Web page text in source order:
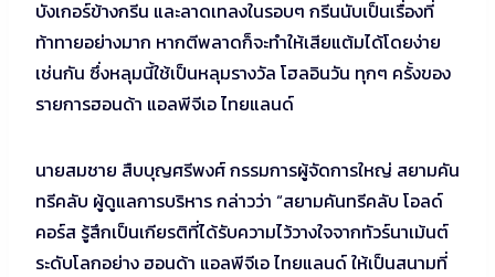
บังเกอร์ข้างกรีน และลาดเทลงในรอบๆ กรีนนับเป็นเรื่องที่
ท้าทายอย่างมาก หากตีพลาดก็จะทำให้เสียแต้มได้โดยง่าย
เช่นกัน ซึ่งหลุมนี้ใช้เป็นหลุมรางวัล โฮลอินวัน ทุกๆ ครั้งของ
รายการฮอนด้า แอลพีจีเอ ไทยแลนด์
นายสมชาย สืบบุญศรีพงศ์ กรรมการผู้จัดการใหญ่ สยามคัน
ทรีคลับ ผู้ดูแลการบริหาร กล่าวว่า “สยามคันทรีคลับ โอลด์
คอร์ส รู้สึกเป็นเกียรติที่ได้รับความไว้วางใจจากทัวร์นาเม้นต์
ระดับโลกอย่าง ฮอนด้า แอลพีจีเอ ไทยแลนด์ ให้เป็นสนามที่